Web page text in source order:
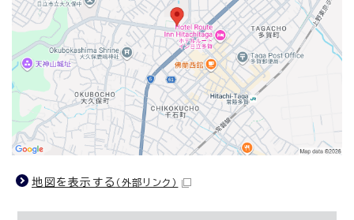
地図を表示する （外部リンク）